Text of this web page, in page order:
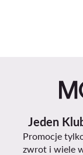
Jeden
Promocje
zwrot i wiele